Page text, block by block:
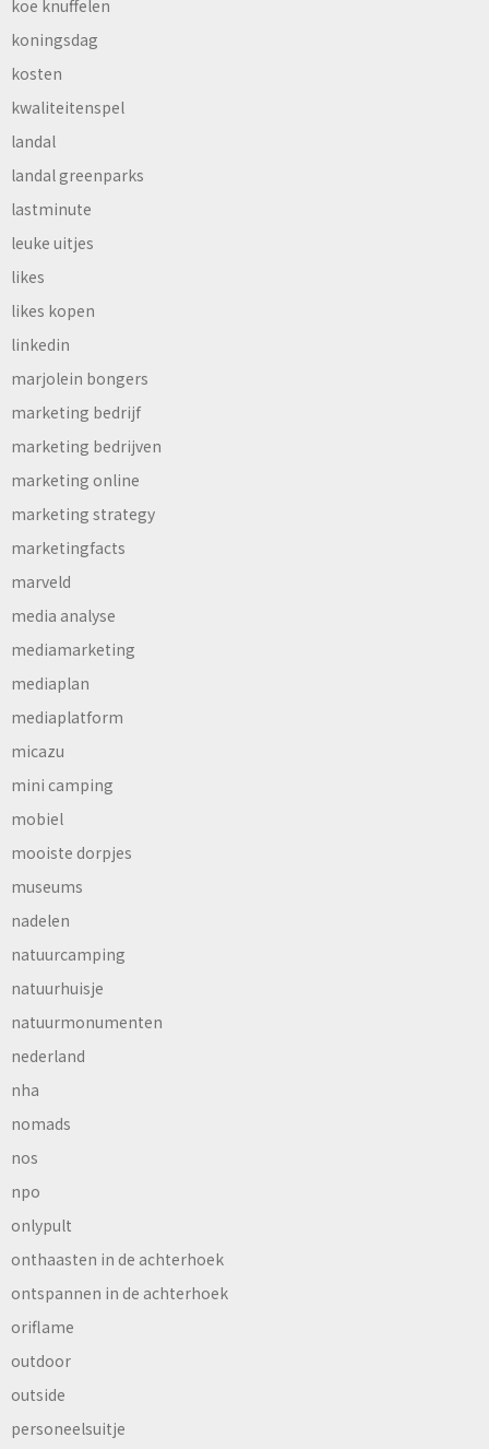
koe knuffelen
koningsdag
kosten
kwaliteitenspel
landal
landal greenparks
lastminute
leuke uitjes
likes
likes kopen
linkedin
marjolein bongers
marketing bedrijf
marketing bedrijven
marketing online
marketing strategy
marketingfacts
marveld
media analyse
mediamarketing
mediaplan
mediaplatform
micazu
mini camping
mobiel
mooiste dorpjes
museums
nadelen
natuurcamping
natuurhuisje
natuurmonumenten
nederland
nha
nomads
nos
npo
onlypult
onthaasten in de achterhoek
ontspannen in de achterhoek
oriflame
outdoor
outside
personeelsuitje